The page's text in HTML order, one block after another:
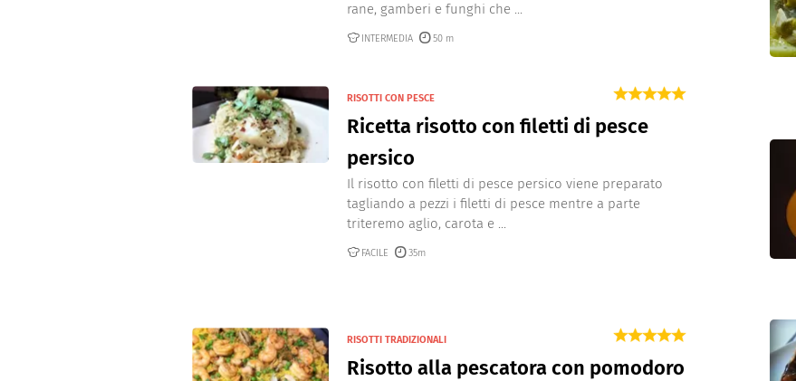
rane, gamberi e funghi che ...
INTERMEDIA 50 m
RISOTTI CON PESCE
Ricetta risotto con filetti di pesce
persico
Il risotto con filetti di pesce persico viene preparato
tagliando a pezzi i filetti di pesce mentre a parte
triteremo aglio, carota e ...
FACILE 35m
RISOTTI TRADIZIONALI
Risotto alla pescatora con pomodoro